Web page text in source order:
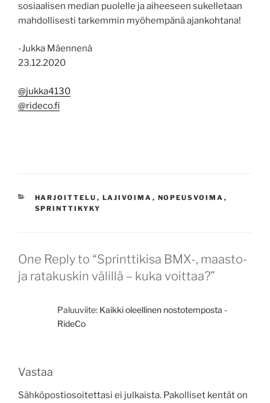
sosiaalisen median puolelle ja aiheeseen sukelletaan
mahdollisesti tarkemmin myöhempänä ajankohtana!
-Jukka Mäennenä
23.12.2020
@jukka4130
@rideco.fi
KATEGORIAT
HARJOITTELU , LAJIVOIMA , NOPEUSVOIMA ,
SPRINTTIKYKY
One Reply to “Sprinttikisa BMX-, maasto-
ja ratakuskin välillä – kuka voittaa?”
Paluuviite: Kaikki oleellinen nostotemposta -
RideCo
Vastaa
Sähköpostiosoitettasi ei julkaista. Pakolliset kentät on